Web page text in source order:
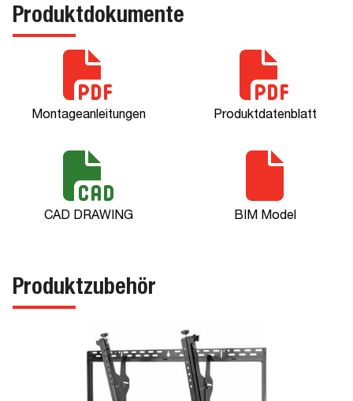
Produktdokumente
Montageanleitungen Produktdatenblatt
CAD DRAWING BIM Model
Produktzubehör